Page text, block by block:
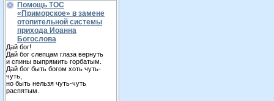
Помощь ТОС
«Приморское» в замене
отопительной системы
прихода Иоанна
Богослова
Дай бог!
Дай бог слепцам глаза вернуть
и спины выпрямить горбатым.
Дай бог быть богом хоть чуть-
чуть,
но быть нельзя чуть-чуть
распятым.